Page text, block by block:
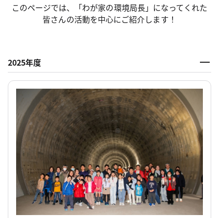
このページでは、「わが家の環境局長」になってくれた
皆さんの活動を中心にご紹介します！
2025年度